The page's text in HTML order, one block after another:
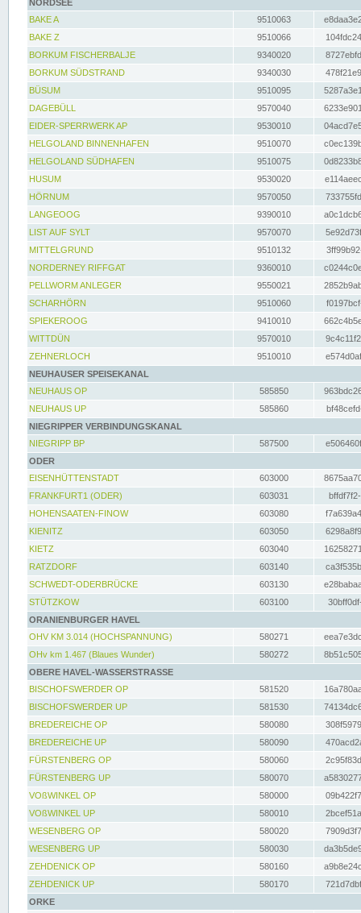
NORDSEE
BAKE A
9510063
BAKE Z
9510066
BORKUM FISCHERBALJE
9340020
BORKUM SÜDSTRAND
9340030
BÜSUM
9510095
DAGEBÜLL
9570040
EIDER-SPERRWERK AP
9530010
HELGOLAND BINNENHAFEN
9510070
HELGOLAND SÜDHAFEN
9510075
HUSUM
9530020
HÖRNUM
9570050
LANGEOOG
9390010
LIST AUF SYLT
9570070
MITTELGRUND
9510132
NORDERNEY RIFFGAT
9360010
PELLWORM ANLEGER
9550021
SCHARHÖRN
9510060
SPIEKEROOG
9410010
WITTDÜN
9570010
ZEHNERLOCH
9510010
NEUHAUSER SPEISEKANAL
NEUHAUS OP
585850
NEUHAUS UP
585860
NIEGRIPPER VERBINDUNGSKANAL
NIEGRIPP BP
587500
ODER
EISENHÜTTENSTADT
603000
FRANKFURT1 (ODER)
603031
HOHENSAATEN-FINOW
603080
KIENITZ
603050
KIETZ
603040
RATZDORF
603140
SCHWEDT-ODERBRÜCKE
603130
STÜTZKOW
603100
ORANIENBURGER HAVEL
OHV KM 3.014 (HOCHSPANNUNG)
580271
OHv km 1.467 (Blaues Wunder)
580272
OBERE HAVEL-WASSERSTRASSE
BISCHOFSWERDER OP
581520
BISCHOFSWERDER UP
581530
BREDEREICHE OP
580080
BREDEREICHE UP
580090
FÜRSTENBERG OP
580060
FÜRSTENBERG UP
580070
VOßWINKEL OP
580000
VOßWINKEL UP
580010
WESENBERG OP
580020
WESENBERG UP
580030
ZEHDENICK OP
580160
ZEHDENICK UP
580170
ORKE